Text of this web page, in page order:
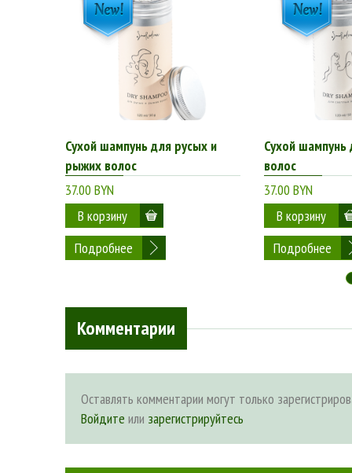
Сухой шампунь для русых и
рыжих волос
37.00 BYN
Подробнее
Сухой шампунь
волос
37.00 BYN
Подробнее
Комментарии
Оставлять комментарии могут только
Войдите или зарегистрируйтесь